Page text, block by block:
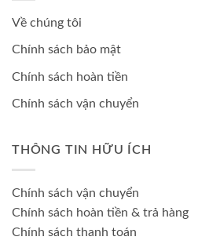
Về chúng tôi
Chính sách bảo mật
Chính sách hoàn tiền
Chính sách vận chuyển
THÔNG TIN HỮU ÍCH
Chính sách vận chuyển
Chính sách hoàn tiền & trả hàng
Chính sách thanh toán